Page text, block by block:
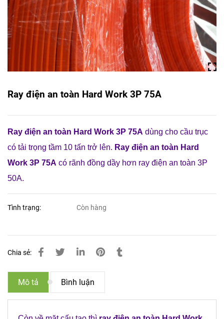
Ray điện an toàn Hard Work 3P 75A
Ray điện an toàn Hard Work 3P 75A dùng cho cầu trục
có tải trọng tầm 10 tấn trở lên. Ray điện an toàn Hard
Work 3P 75A có rãnh đồng dầy hơn ray điện an toàn 3P
50A.
Tình trạng: Còn hàng
Chia sẻ:
Mô tả Bình luận